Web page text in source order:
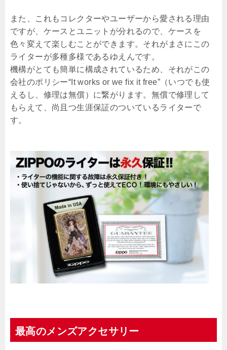
また、これもコレクターやユーザーから愛される理由
ですが、ケースとユニットが分れるので、ケースを
色々変えて楽しむことができます。それがまさにこの
ライターが多種多様であるゆえんです。
機構がとても簡単に構成されているため、それがこの
会社のポリシー“It works or we fix it free”（いつでも使
えるし、修理は無償）に繋がります。無償で修理して
もらえて、尚且つ生涯保証のついているライターで
す。
最高のメンズアクセサリー